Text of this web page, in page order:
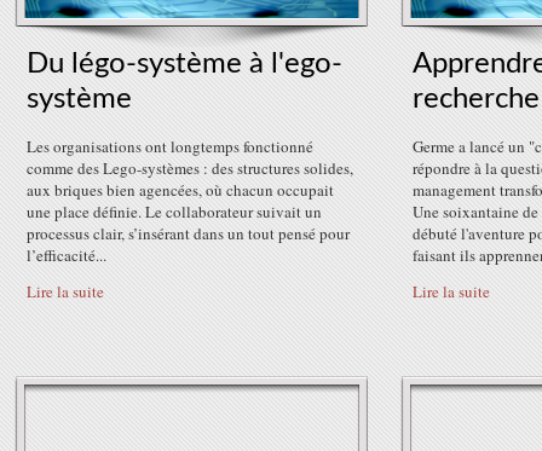
Du légo-système à l'ego-
système
Les organisations ont longtemps fonctionné
comme des Lego-systèmes : des structures solides,
aux briques bien agencées, où chacun occupait
une place définie. Le collaborateur suivait un
processus clair, s’insérant dans un tout pensé pour
l’efficacité...
Lire la suite
recherche
Germe a lancé un
répondre à la
management
Une soixantaine
débuté l'aventure
faisant ils
Lire la suite